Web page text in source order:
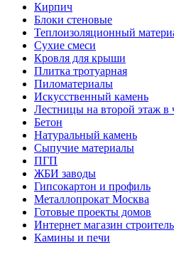
Кирпич
Блоки стеновые
Теплоизоляционный
Сухие смеси
Кровля для крыши
Плитка тротуарная
Пиломатериалы
Искусственный камень
Лестницы на второй этаж в
Бетон
Натуральный камень
Сыпучие материалы
ПГП
ЖБИ заводы
Гипсокартон и профиль
Металлопрокат Москва
Готовые проекты домов
Интернет магазин
Камины и печи